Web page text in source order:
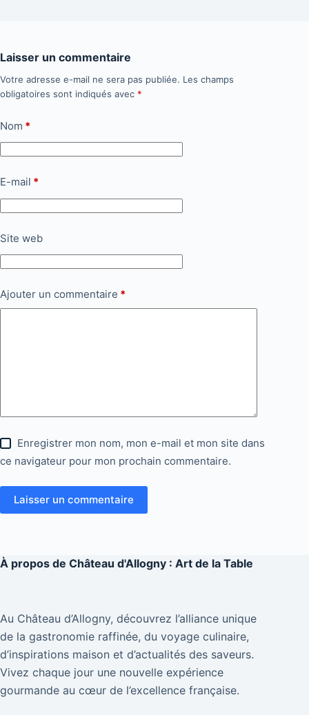
Laisser un commentaire
Votre adresse e-mail ne sera pas publiée. Les champs
obligatoires sont indiqués avec *
Nom *
E-mail *
Site web
Ajouter un commentaire *
Enregistrer mon nom, mon e-mail et mon site dans
ce navigateur pour mon prochain commentaire.
Laisser un commentaire
À propos de Château d'Allogny : Art de la Table
Au Château d’Allogny, découvrez l’alliance unique
de la gastronomie raffinée, du voyage culinaire,
d’inspirations maison et d’actualités des saveurs.
Vivez chaque jour une nouvelle expérience
gourmande au cœur de l’excellence française.